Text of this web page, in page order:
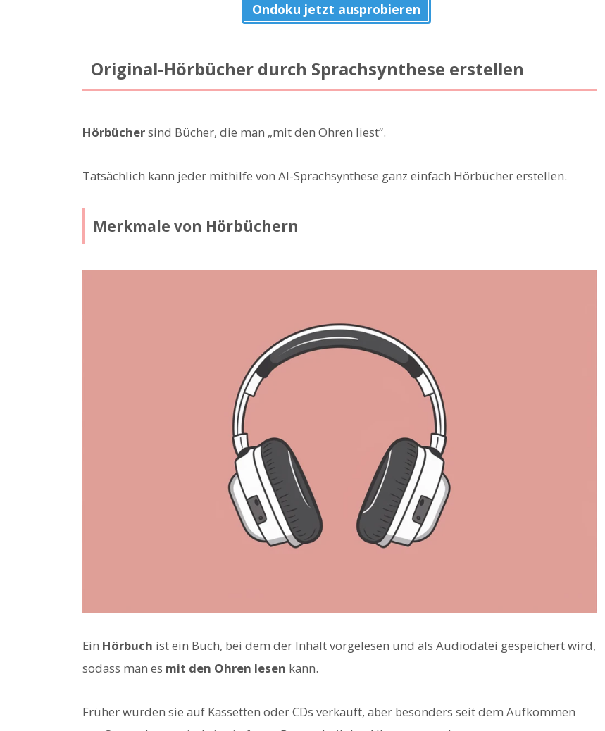
Ondoku jetzt ausprobieren
Original-Hörbücher durch Sprachsynthese erstellen
Hörbüchersind Bücher, die man „mit den Ohren liest“.
Tatsächlich kann jeder mithilfe von AI-Sprachsynthese ganz einfach Hörbücher erstellen.
Merkmale von Hörbüchern
Ein Hörbuch ist ein Buch, bei dem der Inhalt vorgelesen und als Audiodatei gespeichert wird,
sodass man es mit den Ohren lesen kann.
Früher wurden sie auf Kassetten oder CDs verkauft, aber besonders seit dem Aufkommen